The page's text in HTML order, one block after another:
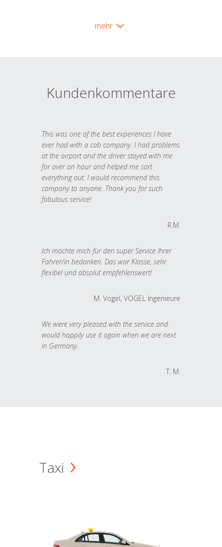
mehr
Kundenkommentare
This was one of the best experiences I have
ever had with a cab company. I had problems
at the airport and the driver stayed with me
for over an hour and helped me sort
everything out. I would recommend this
company to anyone. Thank you for such
fabulous service!
R.M.
Ich möchte mich für den super Service Ihrer
Fahrer/in bedanken. Das war Klasse, sehr
flexibel und absolut empfehlenswert!
M. Vogel, VOGEL Ingenieure
We were very pleased with the service and
would happily use it again when we are next
in Germany.
T. M.
Taxi